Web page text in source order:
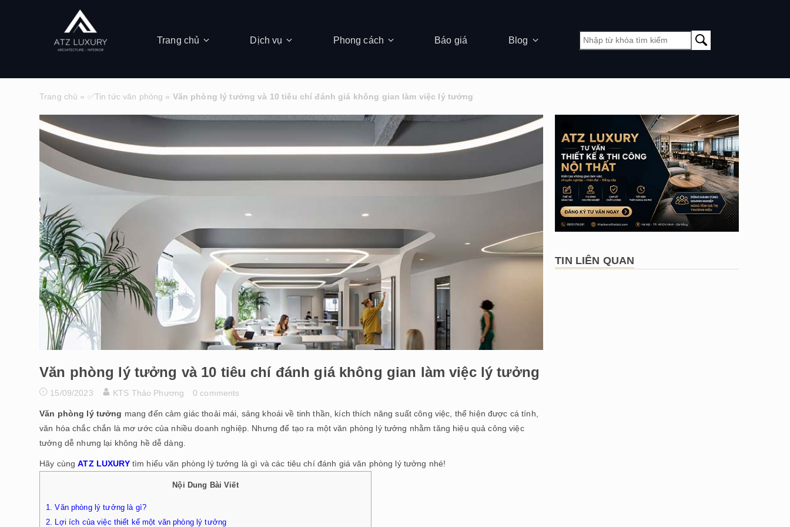
Trang chủ Dịch vụ Phong cách Báo giá Blog
Trang chủ » ✅Tin tức văn phòng » Văn phòng lý tưởng và 10 tiêu chí đánh giá không gian làm việc lý tưởng
Văn phòng lý tưởng và 10 tiêu chí đánh giá không gian làm việc lý tưởng
15/09/2023 KTS Thảo Phương 0 comments
Văn phòng lý tưởng mang đến cảm giác thoải mái, sảng khoái về tinh thần, kích thích năng suất công việc, thể hiện được cá tính,
văn hóa chắc chắn là mơ ước của nhiều doanh nghiệp. Nhưng để tạo ra một văn phòng lý tưởng nhằm tăng hiệu quả công việc
tưởng dễ nhưng lại không hề dễ dàng.
Hãy cùngATZ LUXURYtìm hiểu văn phòng lý tưởng là gì và các tiêu chí đánh giá văn phòng lý tưởng nhé!
Nội Dung Bài Viết
1. Văn phòng lý tưởng là gì?
2. Lợi ích của việc thiết kế một văn phòng lý tưởng
TIN LIÊN QUAN